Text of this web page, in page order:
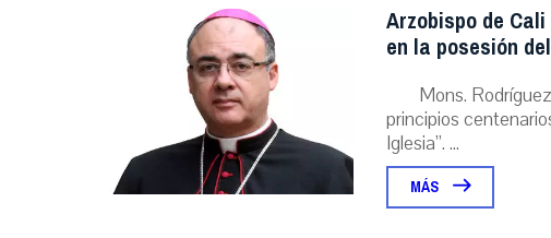
Arzobispo de
en la posesión
Mons.
principios
Iglesia”. ...
MÁS